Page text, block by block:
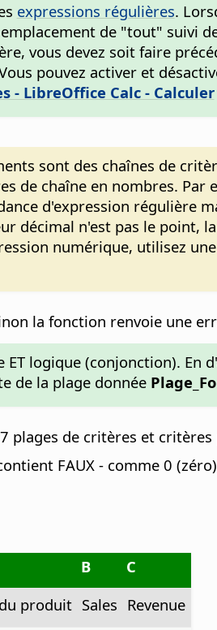
expressions régulières.
de "tout" suivi
vous devez soit faire
pouvez activer et
- LibreOffice Calc - Calculer
sont des chaînes de
chaîne en nombres. Par
d'expression régulière
décimal n'est pas le point,
numérique, utilisez
la fonction renvoie une
logique (conjonction). En
de la plage donnée
plages de critères et
FAUX - comme 0
B
C
produit Sales Revenue